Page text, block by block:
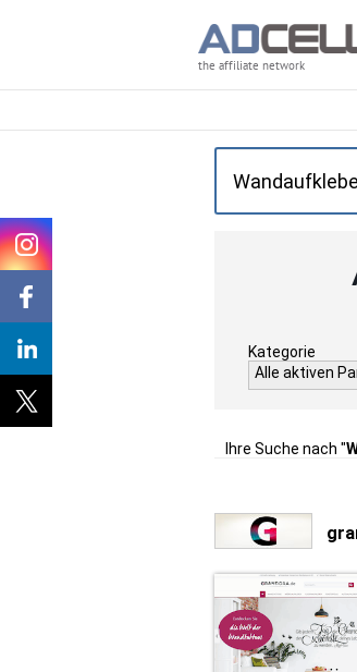
the affiliate network
Kategorie
Alle aktiven
Ihre Suche nach "